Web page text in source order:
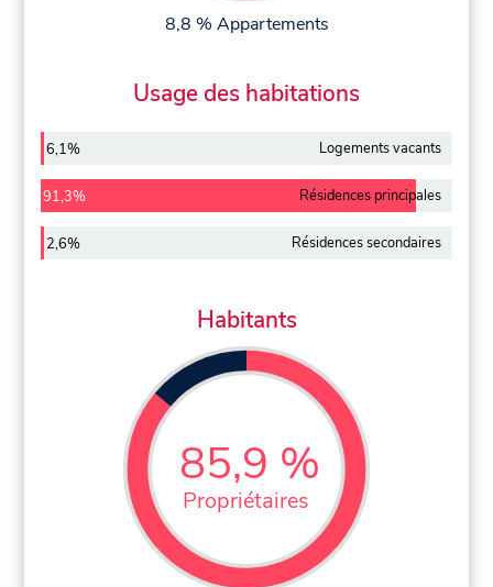
8,8 % Appartements
Usage des habitations
6,1% Logements vacants
91,3% Résidences principales
2,6% Résidences secondaires
Habitants
85,9 %
Propriétaires